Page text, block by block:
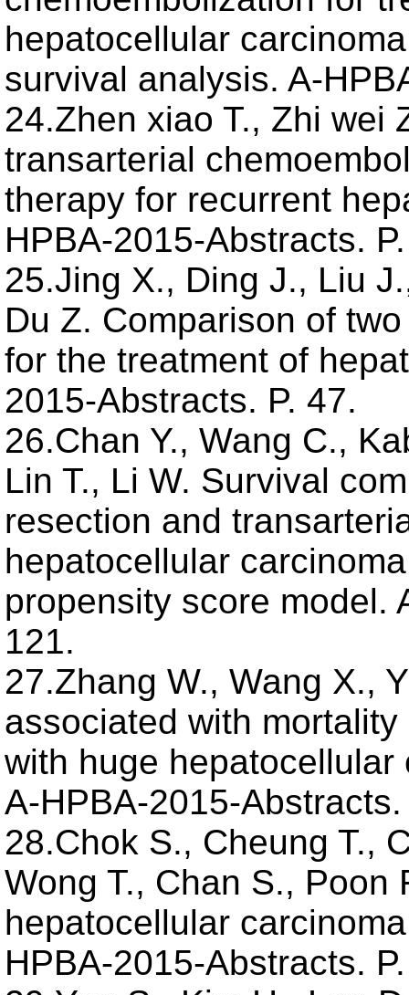
hepatocellular
survival analysis. A-
24.Zhen xiao T., Zhi wei
transarterial
therapy for recurrent
HPBA-2015-Abstracts.
25.Jing X., Ding J., Liu
Du Z. Comparison of
for the treatment of
2015-Abstracts. P. 47.
26.Chan Y., Wang C.,
Lin T., Li W. Survival
resection and
hepatocellular
propensity score model.
121.
27.Zhang W., Wang X.,
associated with
with huge
A-HPBA-2015-Abstracts.
28.Chok S., Cheung T.,
Wong T., Chan S.,
hepatocellular
HPBA-2015-Abstracts.